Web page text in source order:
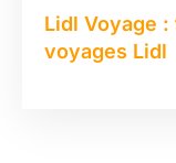
Lidl Voyage
voyages Lidl